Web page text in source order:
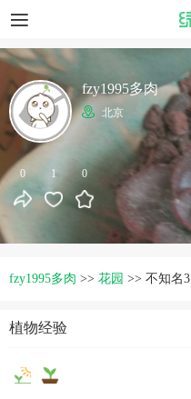
0 1 0
fzy1995多肉
北京
fzy1995多肉 >> 花园 >> 不知名3
植物经验